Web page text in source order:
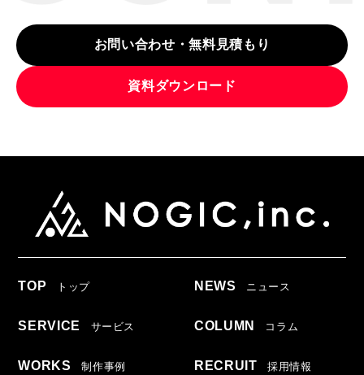
お問い合わせ・無料見積もり
資料ダウンロード
TOP トップ
SERVICE サービス
WORKS 制作事例
NEWS ニュース
COLUMN コラム
RECRUIT 採用情報